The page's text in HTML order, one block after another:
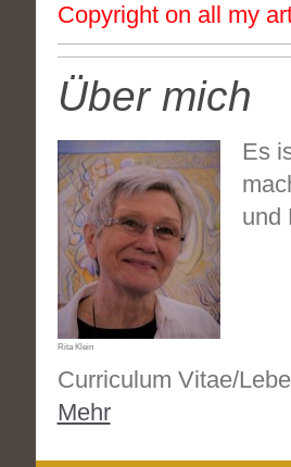
Copyright on all my
Über mich
Rita Klein
Es
und
Curriculum Vitae/
Mehr